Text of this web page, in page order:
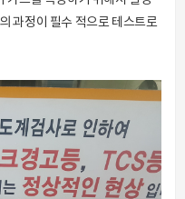
과정이 필수 적으로 테스트로